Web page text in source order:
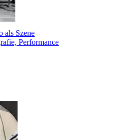
als Szene
Performance